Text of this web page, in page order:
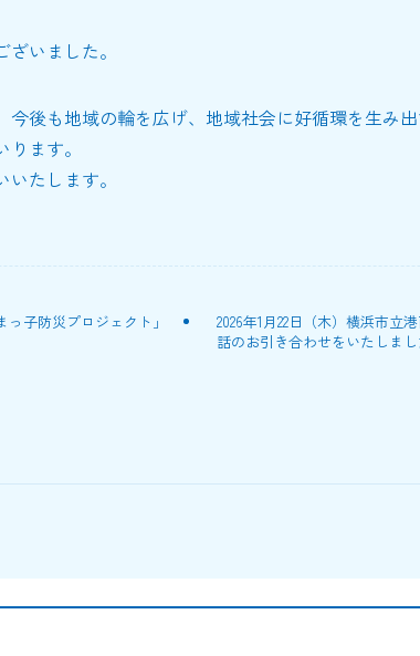
いました。
今後も地域の輪を広げ、地域社会に好循環を生み
ます。
たします。
子防災プロジェクト」
2026年1月22日（木）横浜市立
話のお引き合わせをいたしまし